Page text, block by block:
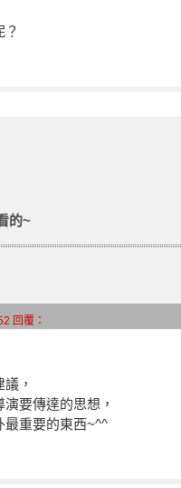
的~
回覆：
，
要傳達的思想，
最重要的東西~^^